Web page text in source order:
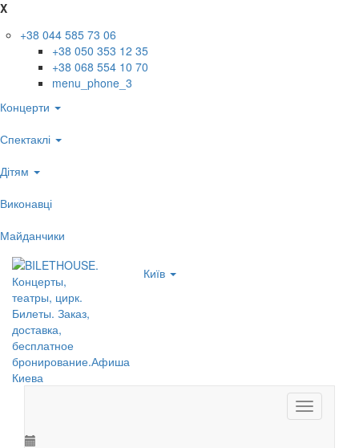
X
+38 044 585 73 06
+38 050 353 12 35
+38 068 554 10 70
menu_phone_3
Концерти
Спектаклі
Дітям
Виконавці
Майданчики
Київ
Toggle
navigation